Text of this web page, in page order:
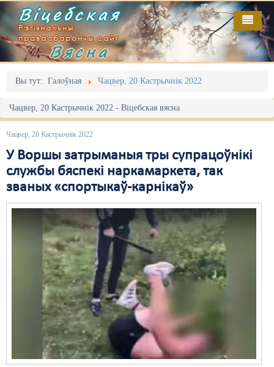
Віцебская
Рэгіянальны
праваабарончы сайт
Вясна
Вы тут: Галоўная Чацвер, 20 Кастрычнік 2022
Чацвер, 20 Кастрычнік 2022 - Віцебская вясна
Чацвер, 20 Кастрычнік 2022
У Воршы затрыманыя тры супрацоўнікі
службы бяспекі наркамаркета, так
званых «спортыкаў-карнікаў»
Галоўная
Адміністрацыйны перасьлед
Акцыі
Выбары
Грамадзянскія ініцыятывы
Дзяржава
Дыскрымінацыя
Затрыманьні
Карная псыхіятрыя
КПЧ ААН
Культурныя правы
Выданьні
Відэа
Пра нас
RSS